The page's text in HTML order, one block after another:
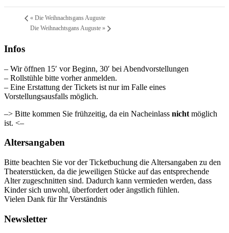
« Die Weihnachtsgans Auguste
Die Weihnachtsgans Auguste »
Infos
– Wir öffnen 15′ vor Beginn, 30′ bei Abendvorstellungen
– Rollstühle bitte vorher anmelden.
– Eine Erstattung der Tickets ist nur im Falle eines
Vorstellungsausfalls möglich.
–> Bitte kommen Sie frühzeitig, da ein Nacheinlass nicht möglich
ist. <–
Altersangaben
Bitte beachten Sie vor der Ticketbuchung die Altersangaben zu den
Theaterstücken, da die jeweiligen Stücke auf das entsprechende
Alter zugeschnitten sind. Dadurch kann vermieden werden, dass
Kinder sich unwohl, überfordert oder ängstlich fühlen.
Vielen Dank für Ihr Verständnis
Newsletter